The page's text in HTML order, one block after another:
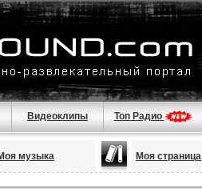
Видеоклипы Топ Радио
музыка Моя страница